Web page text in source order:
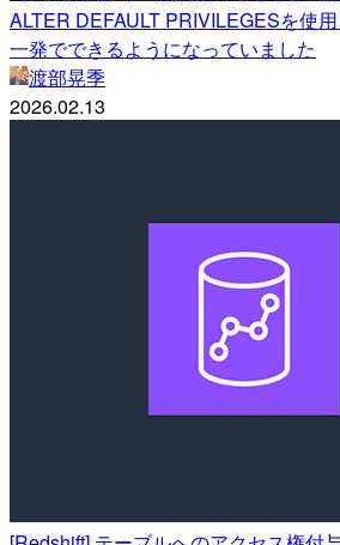
ALTER DEFAULT PRIVILEGESを使
一発でできるようになっていました
渡部晃季
2026.02.13